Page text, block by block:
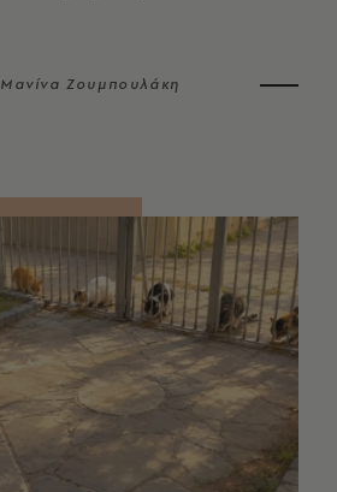
Μανίνα Ζουμπουλάκη